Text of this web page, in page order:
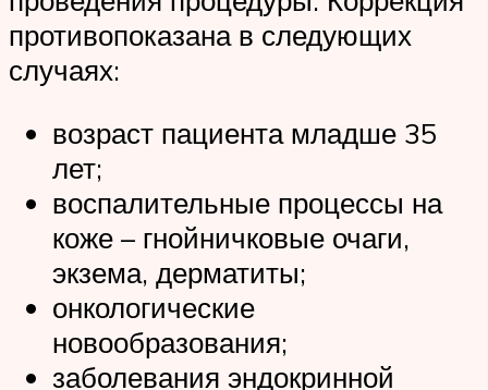
противопоказана в следующих
случаях:
возраст пациента младше 35
лет;
воспалительные процессы на
коже – гнойничковые очаги,
экзема, дерматиты;
онкологические
новообразования;
заболевания эндокринной